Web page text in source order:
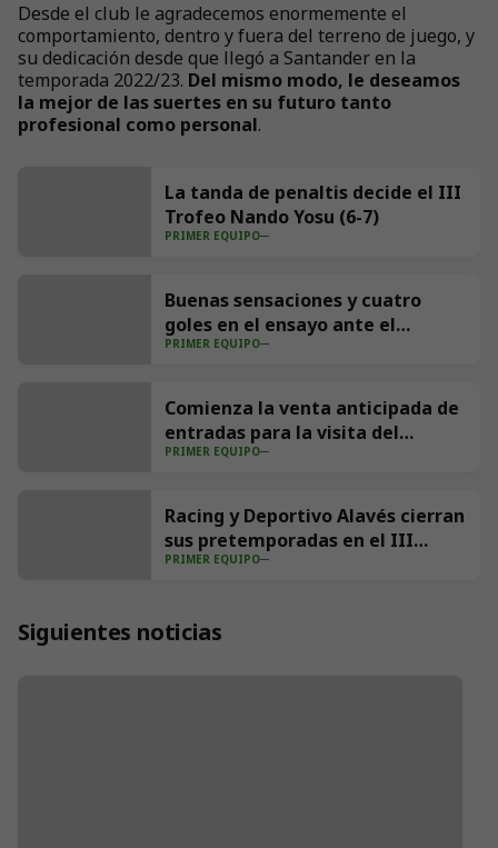
Desde el club le agradecemos enormemente el
comportamiento, dentro y fuera del terreno de juego, y
su dedicación desde que llegó a Santander en la
temporada 2022/23. Del mismo modo, le deseamos
la mejor de las suertes en su futuro tanto
profesional como personal.
La tanda de penaltis decide el III
Trofeo Nando Yosu (6-7)
PRIMER EQUIPO
Buenas sensaciones y cuatro
goles en el ensayo ante el
Sporting (4-1)
PRIMER EQUIPO
Comienza la venta anticipada de
entradas para la visita del
Villarreal CF a los Campos de
PRIMER EQUIPO
Racing y Deportivo Alavés cierran
sus pretemporadas en el III
Trofeo Nando Yosu
PRIMER EQUIPO
Siguientes noticias